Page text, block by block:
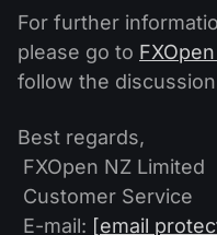
For further
please go to
follow the
Best regards,
FXOpen NZ Limited
Customer Service
E-mail: [email